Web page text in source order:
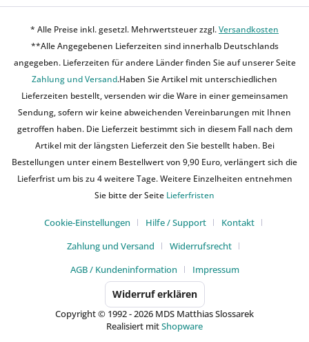
* Alle Preise inkl. gesetzl. Mehrwertsteuer zzgl.Versandkosten
**Alle Angegebenen Lieferzeiten sind innerhalb Deutschlands
angegeben. Lieferzeiten für andere Länder finden Sie auf unserer Seite
Zahlung und Versand.Haben Sie Artikel mit unterschiedlichen
Lieferzeiten bestellt, versenden wir die Ware in einer gemeinsamen
Sendung, sofern wir keine abweichenden Vereinbarungen mit Ihnen
getroffen haben. Die Lieferzeit bestimmt sich in diesem Fall nach dem
Artikel mit der längsten Lieferzeit den Sie bestellt haben. Bei
Bestellungen unter einem Bestellwert von 9,90 Euro, verlängert sich die
Lieferfrist um bis zu 4 weitere Tage. Weitere Einzelheiten entnehmen
Sie bitte der Seite Lieferfristen
Cookie-Einstellungen Hilfe / Support
Kontakt
Zahlung und Versand
Widerrufsrecht
AGB / Kundeninformation
Impressum
Widerruf erklären
Copyright © 1992 - 2026 MDS Matthias Slossarek
Realisiert mitShopware